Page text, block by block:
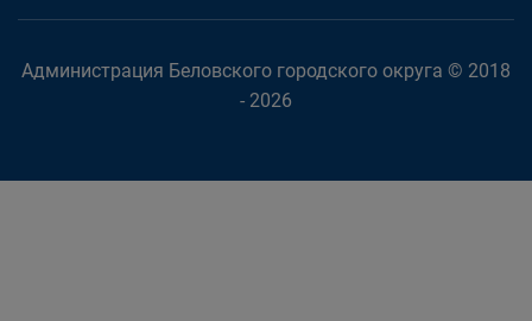
Администрация Беловского городского округа © 2018
- 2026